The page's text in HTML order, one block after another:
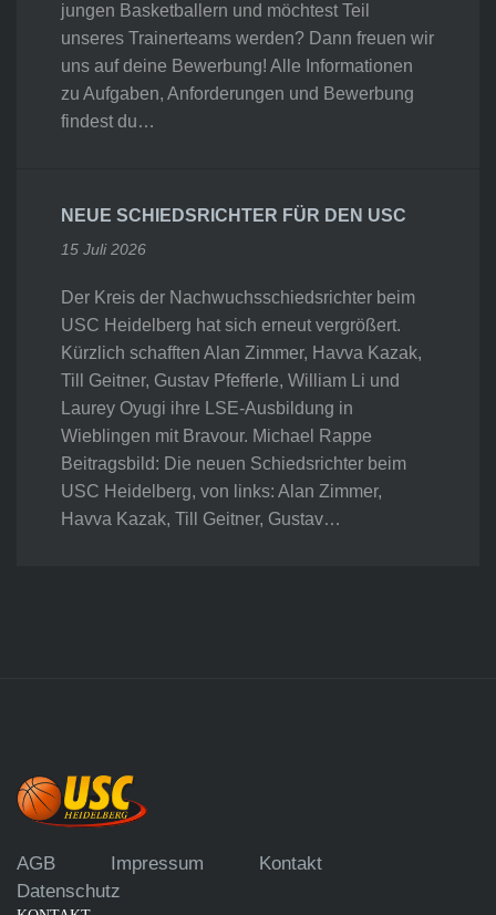
jungen Basketballern und möchtest Teil
unseres Trainerteams werden? Dann freuen wir
uns auf deine Bewerbung! Alle Informationen
zu Aufgaben, Anforderungen und Bewerbung
findest du…
NEUE SCHIEDSRICHTER FÜR DEN USC
15 Juli 2026
Der Kreis der Nachwuchsschiedsrichter beim
USC Heidelberg hat sich erneut vergrößert.
Kürzlich schafften Alan Zimmer, Havva Kazak,
Till Geitner, Gustav Pfefferle, William Li und
Laurey Oyugi ihre LSE-Ausbildung in
Wieblingen mit Bravour. Michael Rappe
Beitragsbild: Die neuen Schiedsrichter beim
USC Heidelberg, von links: Alan Zimmer,
Havva Kazak, Till Geitner, Gustav…
AGB Impressum
Kontakt
Datenschutz